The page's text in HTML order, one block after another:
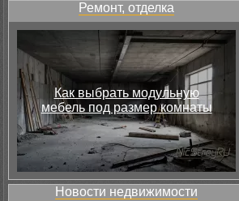
Ремонт, отделка
Как выбрать модульную
мебель под размер комнаты
Новости недвижимости